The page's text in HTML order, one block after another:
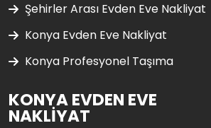
Şehirler Arası Evden Eve Nakliyat
Konya Evden Eve Nakliyat
Konya Profesyonel Taşıma
KONYA EVDEN EVE
NAKLIYAT